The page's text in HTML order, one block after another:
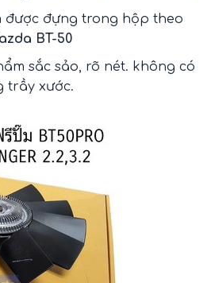
được đựng trong hộp theo
BT-50
sắc sảo, rõ nét. không có
trầy xước.